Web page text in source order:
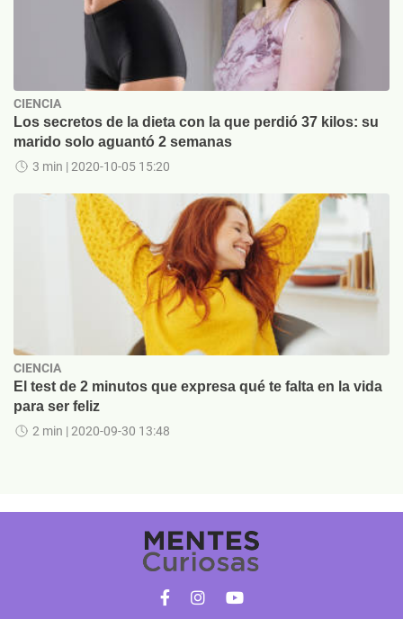
CIENCIA
Los secretos de la dieta con la que perdió 37 kilos: su
marido solo aguantó 2 semanas
3 min | 2020-10-05 15:20
CIENCIA
El test de 2 minutos que expresa qué te falta en la vida
para ser feliz
2 min | 2020-09-30 13:48